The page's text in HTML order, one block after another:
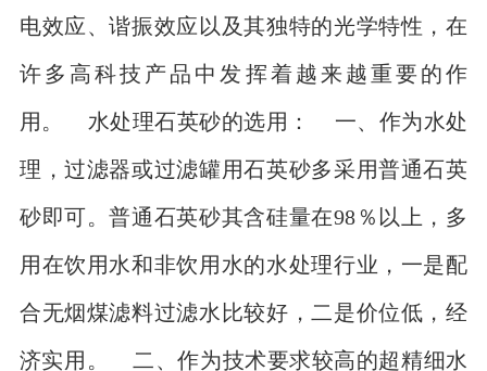
电效应、谐振效应以及其独特的光学特性，在
许多高科技产品中发挥着越来越重要的作
用。 水处理石英砂的选用： 一、作为水处
理，过滤器或过滤罐用石英砂多采用普通石英
砂即可。普通石英砂其含硅量在98％以上，多
用在饮用水和非饮用水的水处理行业，一是配
合无烟煤滤料过滤水比较好，二是价位低，经
济实用。 二、作为技术要求较高的超精细水